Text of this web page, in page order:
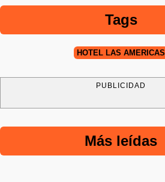
Tags
HOTEL LAS AMERICAS
PUBLICIDAD
Más leídas